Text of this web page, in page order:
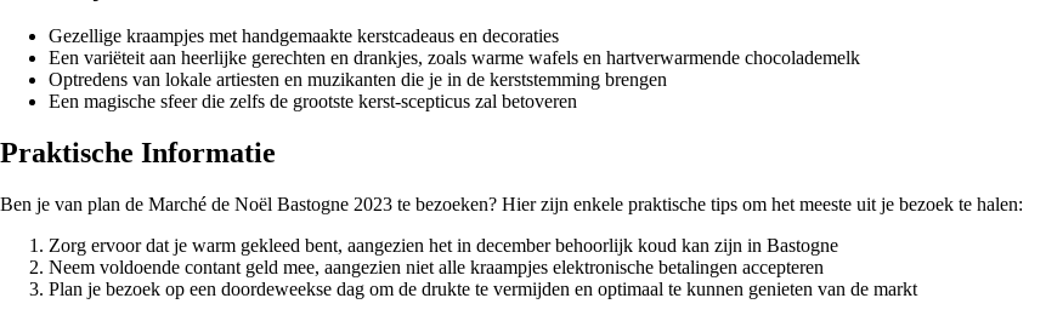
Gezellige kraampjes met handgemaakte kerstcadeaus en decoraties
Een variëteit aan heerlijke gerechten en drankjes, zoals warme wafels en hartverwarmende chocolademelk
Optredens van lokale artiesten en muzikanten die je in de kerststemming brengen
Een magische sfeer die zelfs de grootste kerst-scepticus zal betoveren
Praktische Informatie
Ben je van plan de Marché de Noël Bastogne 2023 te bezoeken? Hier zijn enkele praktische tips om het meeste uit je bezoek te halen:
Zorg ervoor dat je warm gekleed bent, aangezien het in december behoorlijk koud kan zijn in Bastogne
Neem voldoende contant geld mee, aangezien niet alle kraampjes elektronische betalingen accepteren
Plan je bezoek op een doordeweekse dag om de drukte te vermijden en optimaal te kunnen genieten van de markt